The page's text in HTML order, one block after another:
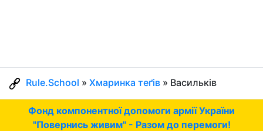
Rule.School » Хмаринка теґів » Васильків
Фонд компонентної допомоги армії України
"Повернись живим" - Разом до перемоги!